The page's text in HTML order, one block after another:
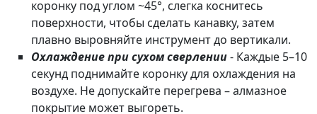
коронку под углом ~45°, слегка коснитесь
поверхности, чтобы сделать канавку, затем
плавно выровняйте инструмент до вертикали.
Охлаждение при сухом сверлении- Каждые 5–10
секунд поднимайте коронку для охлаждения на
воздухе. Не допускайте перегрева – алмазное
покрытие может выгореть.